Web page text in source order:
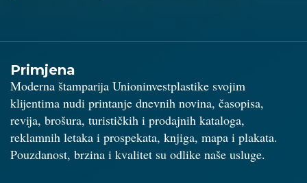
Primjena
Moderna štamparija Unioninvestplastike svojim
klijentima nudi printanje dnevnih novina, časopisa,
revija, brošura, turističkih i prodajnih kataloga,
reklamnih letaka i prospekata, knjiga, mapa i plakata.
Pouzdanost, brzina i kvalitet su odlike naše usluge.